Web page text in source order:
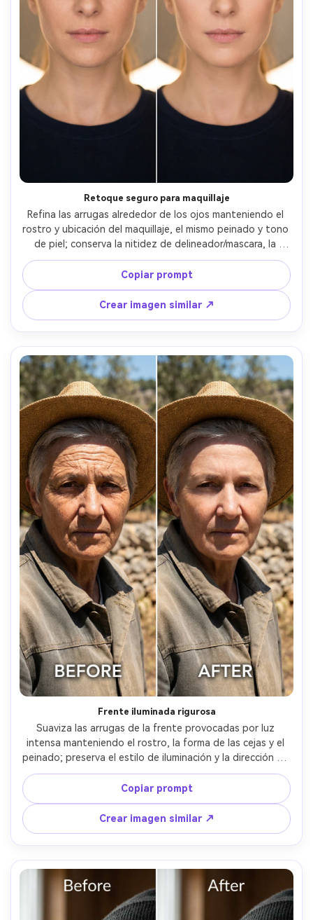
Retoque seguro para maquillaje
Refina las arrugas alrededor de los ojos manteniendo el
rostro y ubicación del maquillaje, el mismo peinado y tono
de piel; conserva la nitidez de delineador/mascara, la
iluminación original y detalles de fondo, manteniendo la
textura realista y las costuras del atuendo --ar 4:5
Copiar prompt
Crear imagen similar ↗
Frente iluminada rigurosa
Suaviza las arrugas de la frente provocadas por luz
intensa manteniendo el rostro, la forma de las cejas y el
peinado; preserva el estilo de iluminación y la dirección de
la sombra originales, manteniendo los detalles del fondo
intactos, preservando la dirección de sombra --ar 4:5
Copiar prompt
Crear imagen similar ↗